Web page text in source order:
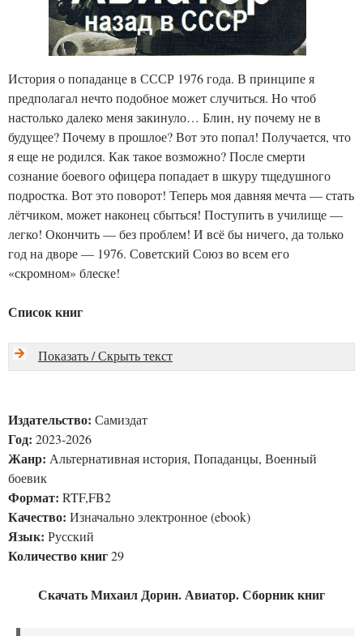
История о попаданце в СССР 1976 года. В принципе я
предполагал нечто подобное может случиться. Но чтоб
настолько далеко меня закинуло… Блин, ну почему не в
будущее? Почему в прошлое? Вот это попал! Получается, что
я еще не родился. Как такое возможно? После смерти
сознание боевого офицера попадает в шкуру тщедушного
подростка. Вот это поворот! Теперь моя давняя мечта — стать
лётчиком, может наконец сбыться! Поступить в училище —
легко! Окончить — без проблем! И всё бы ничего, да только
год на дворе — 1976. Советский Союз во всем его
«скромном» блеске!
Список книг
Показать / Скрыть текст
Издательство: Самиздат
Год: 2023-2026
Жанр: Альтернативная история, Попаданцы, Военный
боевик
Формат: RTF,FB2
Качество: Изначально электронное (ebook)
Язык: Русский
Количество книг29
Скачать Михаил Дорин. Авиатор. Сборник книг